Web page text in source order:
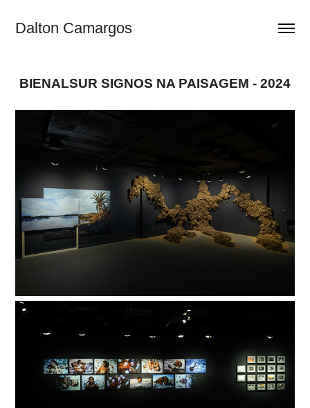
Dalton Camargos
BIENALSUR SIGNOS NA PAISAGEM - 2024